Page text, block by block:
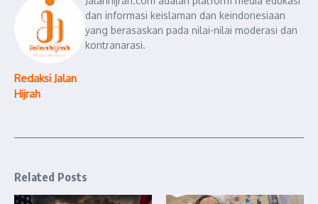
Redaksi Jalan
Hijrah
dan informasi keislaman dan keindonesiaan
yang berasaskan pada nilai-nilai moderasi dan
kontranarasi.
Related Posts